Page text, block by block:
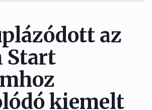
az
Start
kiemelt